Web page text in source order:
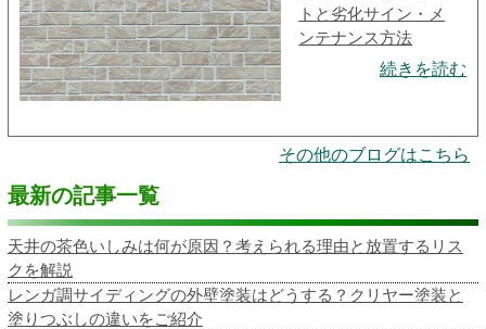
トと劣化サイン・メ
ンテナンス方法
続きを読む
その他のブログはこちら
最新の記事一覧
天井の茶色いしみは何が原因？考えられる理由と放置するリス
クを解説
レンガ調サイディングの外壁塗装はどうする？クリヤー塗装と
塗りつぶしの違いをご紹介